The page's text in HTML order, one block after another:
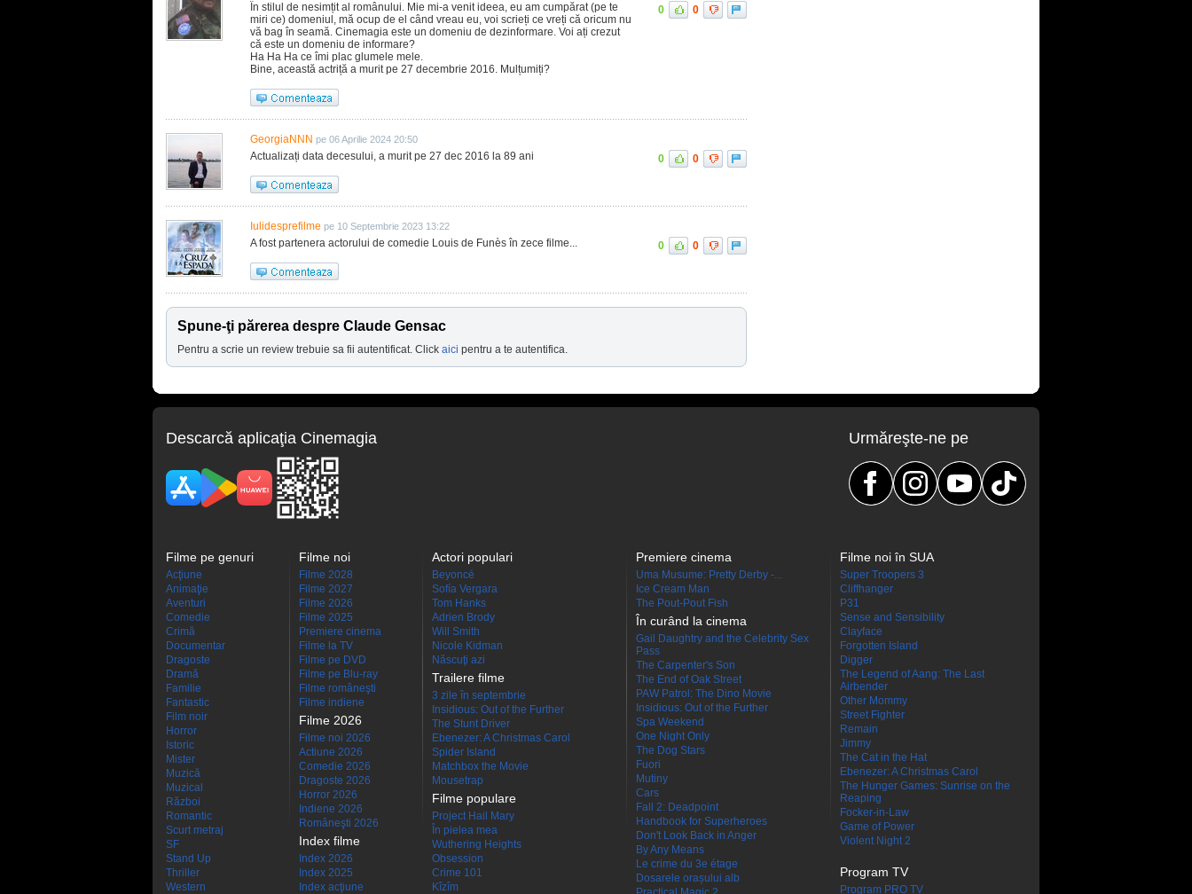
În stilul de nesimțit al românului. Mie mi-a venit ideea, eu am cumpărat (pe te
miri ce) domeniul, mă ocup de el când vreau eu, voi scrieți ce vreți că oricum nu
vă bag în seamă. Cinemagia este un domeniu de dezinformare. Voi ați crezut
că este un domeniu de informare?
Ha Ha Ha ce îmi plac glumele mele.
Bine, această actriță a murit pe 27 decembrie 2016. Mulțumiți?
0 0
GeorgiaNNN pe 06 Aprilie 2024 20:50
Actualizați data decesului, a murit pe 27 dec 2016 la 89 ani 0 0
Iulidesprefilme pe 10 Septembrie 2023 13:22
A fost partenera actorului de comedie Louis de Funès în zece filme... 0 0
Spune-ţi părerea despre Claude Gensac
Pentru a scrie un review trebuie sa fii autentificat. Click aici pentru a te autentifica.
Descarcă aplicaţia Cinemagia Urmăreşte-ne pe
Filme pe genuri
Acţiune
Animaţie
Aventuri
Comedie
Crimă
Documentar
Dragoste
Dramă
Familie
Fantastic
Film noir
Horror
Istoric
Mister
Muzică
Muzical
Război
Romantic
Scurt metraj
SF
Stand Up
Thriller
Western
Filme noi
Filme 2028
Filme 2027
Filme 2026
Filme 2025
Premiere cinema
Filme la TV
Filme pe DVD
Filme pe Blu-ray
Filme româneşti
Filme indiene
Filme 2026
Filme noi 2026
Actiune 2026
Comedie 2026
Dragoste 2026
Horror 2026
Indiene 2026
Româneşti 2026
Index filme
Index 2026
Index 2025
Index acţiune
Actori populari
Beyoncé
Sofía Vergara
Tom Hanks
Adrien Brody
Will Smith
Nicole Kidman
Născuţi azi
Trailere filme
3 zile în septembrie
Insidious: Out of the Further
The Stunt Driver
Ebenezer: A Christmas Carol
Spider Island
Matchbox the Movie
Mousetrap
Filme populare
Project Hail Mary
În pielea mea
Wuthering Heights
Obsession
Crime 101
Kîzîm
Premiere cinema
Uma Musume: Pretty Derby -...
Ice Cream Man
The Pout-Pout Fish
În curând la cinema
Gail Daughtry and the Celebrity Sex
Pass
The Carpenter's Son
The End of Oak Street
PAW Patrol: The Dino Movie
Insidious: Out of the Further
Spa Weekend
One Night Only
The Dog Stars
Fuori
Mutiny
Cars
Fall 2: Deadpoint
Handbook for Superheroes
Don't Look Back in Anger
By Any Means
Le crime du 3e étage
Dosarele orașului alb
Filme noi în SUA
Super Troopers 3
Cliffhanger
P31
Sense and Sensibility
Clayface
Forgotten Island
Digger
The Legend of Aang: The Last
Airbender
Other Mommy
Street Fighter
Remain
Jimmy
The Cat in the Hat
Ebenezer: A Christmas Carol
The Hunger Games: Sunrise on the
Reaping
Focker-in-Law
Game of Power
Violent Night 2
Program TV
Program PRO TV